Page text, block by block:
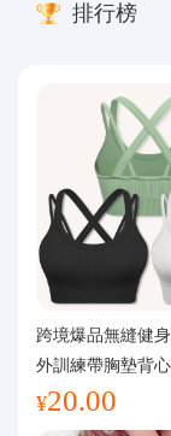
集運服務
最新公告
物流資訊
代購問答
關於我們
排行榜
跨境爆品無縫健
外訓練帶胸墊背
伽服女
¥20.00